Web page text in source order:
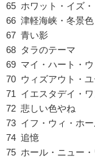
65 ホワット・イズ
66 津軽海峡・冬景色
67 青い影
68 タラのテーマ
69 マイ・ハート・
70 ウィズアウト・ユ
71 イエスタデイ・
72 悲しい色やね
73 イフ・ウィ・ホ
74 追憶
75 ホール・ニュー・